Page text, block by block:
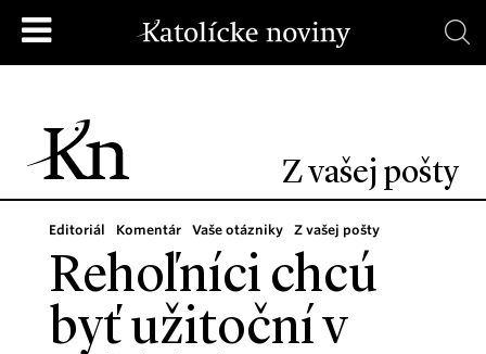
Z vašej pošty
Editoriál Komentár Vaše otázniky Z vašej pošty
Rehoľníci chcú
byť užitoční v